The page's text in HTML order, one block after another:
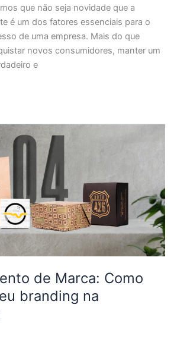
que não seja novidade que a
é um dos fatores essenciais para o
de uma empresa. Mais do que
novos consumidores, manter um
e
de Marca: Como
branding na